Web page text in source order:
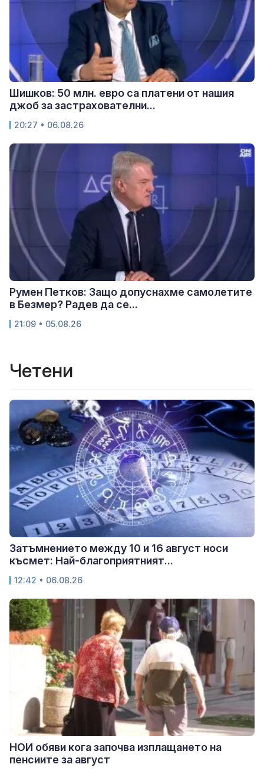
Шишков: 50 млн. евро са платени от нашия
джоб за застрахователни...
20:27 • 06.08.26
Румен Петков: Защо допуснахме самолетите
в Безмер? Радев да се...
21:09 • 05.08.26
Четени
Затъмнението между 10 и 16 август носи
късмет: Най-благоприятният...
12:42 • 06.08.26
НОИ обяви кога започва изплащането на
пенсиите за август